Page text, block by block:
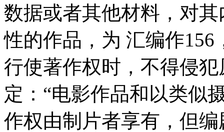
数据或者其他材料，对
性的作品，为 汇编作
行使著作权时，不得侵
定：“电影作品和以类似
作权由制片者享有，但